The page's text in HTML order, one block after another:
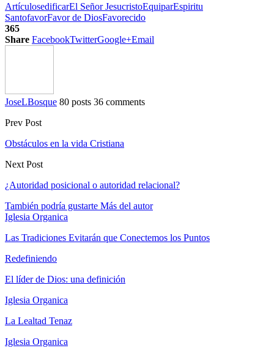
ArtículosedificarEl Señor JesucristoEquiparEspiritu
SantofavorFavor de DiosFavorecido
365
Share FacebookTwitterGoogle+Email
JoseLBosque 80 posts 36 comments
Prev Post
Obstáculos en la vida Cristiana
Next Post
¿Autoridad posicional o autoridad relacional?
También podría gustarte Más del autor
Iglesia Organica
Las Tradiciones Evitarán que Conectemos los Puntos
Redefiniendo
El líder de Dios: una definición
Iglesia Organica
La Lealtad Tenaz
Iglesia Organica